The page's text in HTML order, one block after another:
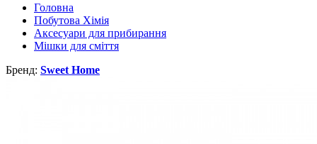
Головна
Побутова Хімія
Аксесуари для прибирання
Мішки для сміття
Бренд: Sweet Home